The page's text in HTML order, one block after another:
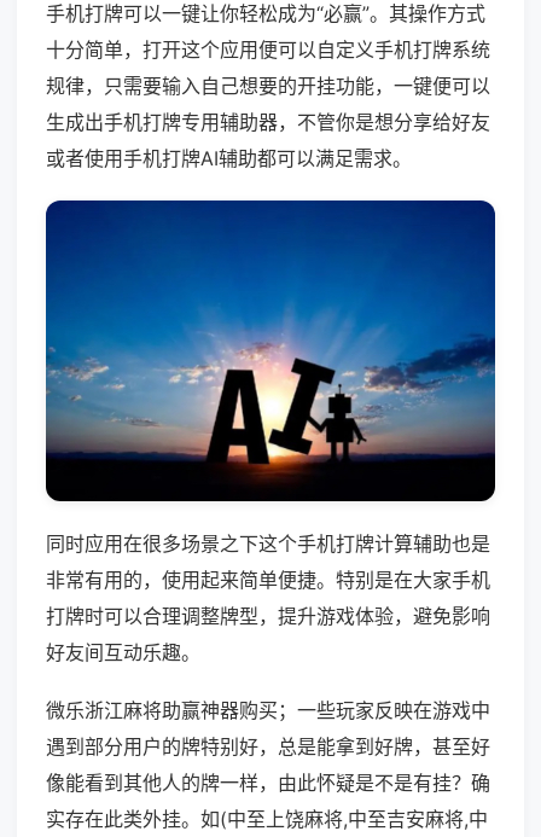
手机打牌可以一键让你轻松成为“必赢”。其操作方式
十分简单，打开这个应用便可以自定义手机打牌系统
规律，只需要输入自己想要的开挂功能，一键便可以
生成出手机打牌专用辅助器，不管你是想分享给好友
或者使用手机打牌AI辅助都可以满足需求。
同时应用在很多场景之下这个手机打牌计算辅助也是
非常有用的，使用起来简单便捷。特别是在大家手机
打牌时可以合理调整牌型，提升游戏体验，避免影响
好友间互动乐趣。
微乐浙江麻将助赢神器购买；一些玩家反映在游戏中
遇到部分用户的牌特别好，总是能拿到好牌，甚至好
像能看到其他人的牌一样，由此怀疑是不是有挂？确
实存在此类外挂。如(中至上饶麻将,中至吉安麻将,中